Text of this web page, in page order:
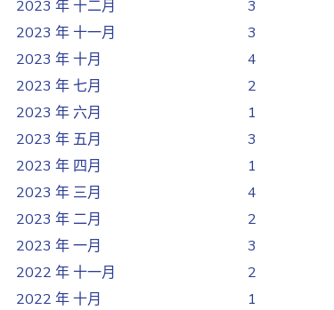
2023 年 十二月
3
2023 年 十一月
3
2023 年 十月
4
2023 年 七月
2
2023 年 六月
1
2023 年 五月
3
2023 年 四月
1
2023 年 三月
4
2023 年 二月
2
2023 年 一月
3
2022 年 十一月
2
2022 年 十月
1